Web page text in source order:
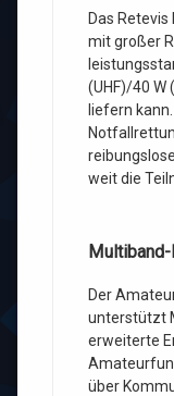
Das
mit großer
(UHF)/40 W
liefern
weit die
Der
unterstützt
erweiterte
über